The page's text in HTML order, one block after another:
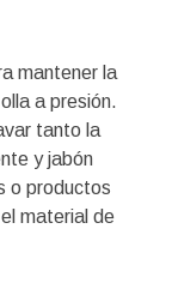
mantener la
a presión.
tanto la
y jabón
o productos
material de